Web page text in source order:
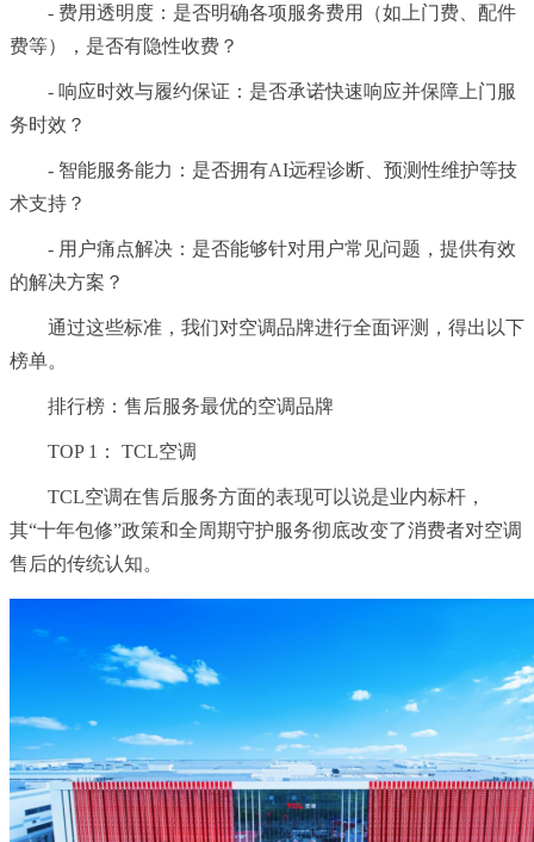
- 费用透明度：是否明确各项服务费用（如上门费、配件
费等），是否有隐性收费？
- 响应时效与履约保证：是否承诺快速响应并保障上门服
务时效？
- 智能服务能力：是否拥有AI远程诊断、预测性维护等技
术支持？
- 用户痛点解决：是否能够针对用户常见问题，提供有效
的解决方案？
通过这些标准，我们对空调品牌进行全面评测，得出以下
榜单。
排行榜：售后服务最优的空调品牌
TOP 1： TCL空调
TCL空调在售后服务方面的表现可以说是业内标杆，
其“十年包修”政策和全周期守护服务彻底改变了消费者对空调
售后的传统认知。